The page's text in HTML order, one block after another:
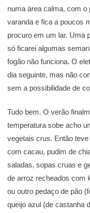
numa área calma, com o
varanda e fica a poucos
procuro em um lar. Uma
só ficarei algumas
fogão não funciona. O
dia seguinte, mas não
sem a possibilidade de
Tudo bem. O verão
temperatura sobe acho
vegetais crus. Então
com cacau, pudim de
saladas, sopas cruas e
de arroz recheados com
ou outro pedaço de pão
queijo azul (de castanha